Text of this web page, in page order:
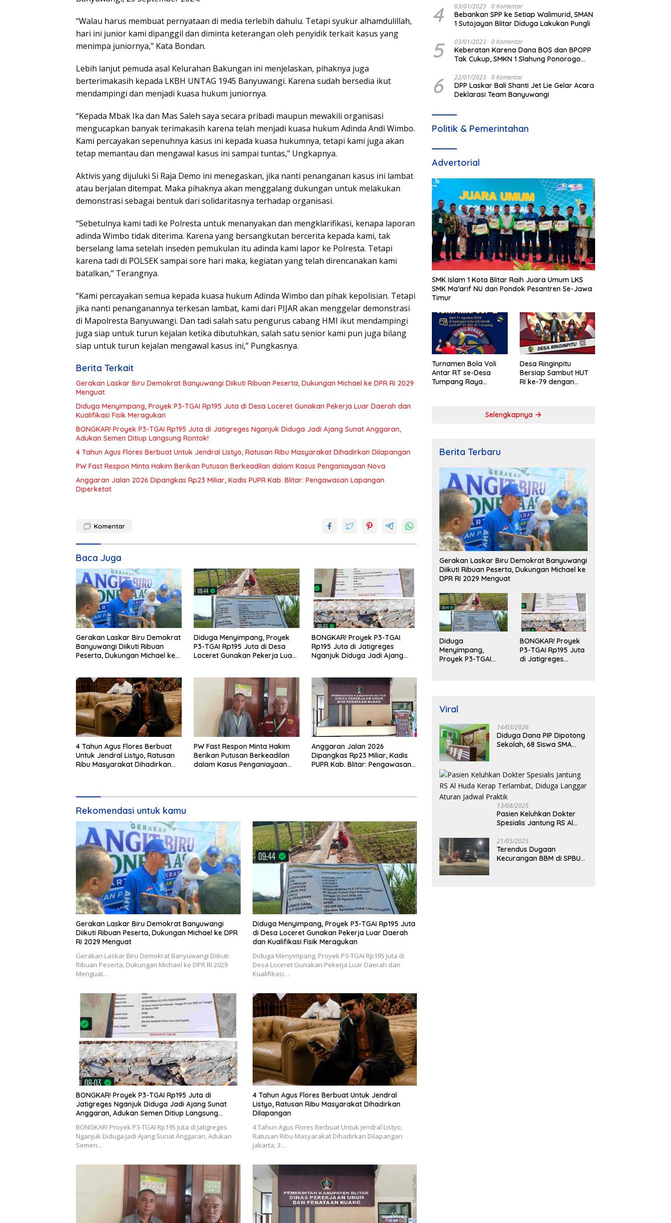
“Walau harus membuat pernyataan di media terlebih dahulu. Tetapi syukur alhamdulillah,
hari ini junior kami dipanggil dan diminta keterangan oleh penyidik terkait kasus yang
menimpa juniornya,” Kata Bondan.
Lebih lanjut pemuda asal Kelurahan Bakungan ini menjelaskan, pihaknya juga
berterimakasih kepada LKBH UNTAG 1945 Banyuwangi. Karena sudah bersedia ikut
mendampingi dan menjadi kuasa hukum juniornya.
“Kepada Mbak Ika dan Mas Saleh saya secara pribadi maupun mewakili organisasi
mengucapkan banyak terimakasih karena telah menjadi kuasa hukum Adinda Andi Wimbo.
Kami percayakan sepenuhnya kasus ini kepada kuasa hukumnya, tetapi kami juga akan
tetap memantau dan mengawal kasus ini sampai tuntas,” Ungkapnya.
Aktivis yang dijuluki Si Raja Demo ini menegaskan, jika nanti penanganan kasus ini lambat
atau berjalan ditempat. Maka pihaknya akan menggalang dukungan untuk melakukan
demonstrasi sebagai bentuk dari solidaritasnya terhadap organisasi.
“Sebetulnya kami tadi ke Polresta untuk menanyakan dan mengklarifikasi, kenapa laporan
adinda Wimbo tidak diterima. Karena yang bersangkutan bercerita kepada kami, tak
berselang lama setelah inseden pemukulan itu adinda kami lapor ke Polresta. Tetapi
karena tadi di POLSEK sampai sore hari maka, kegiatan yang telah direncanakan kami
batalkan,” Terangnya.
“Kami percayakan semua kepada kuasa hukum Adinda Wimbo dan pihak kepolisian. Tetapi
jika nanti penanganannya terkesan lambat, kami dari PIJAR akan menggelar demonstrasi
di Mapolresta Banyuwangi. Dan tadi salah satu pengurus cabang HMI ikut mendampingi
juga siap untuk turun kejalan ketika dibutuhkan, salah satu senior kami pun juga bilang
siap untuk turun kejalan mengawal kasus ini,” Pungkasnya.
Berita Terkait
Gerakan Laskar Biru Demokrat Banyuwangi Diikuti Ribuan Peserta, Dukungan Michael ke DPR RI 2029
Menguat
Diduga Menyimpang, Proyek P3-TGAI Rp195 Juta di Desa Loceret Gunakan Pekerja Luar Daerah dan
Kualifikasi Fisik Meragukan
BONGKAR! Proyek P3-TGAI Rp195 Juta di Jatigreges Nganjuk Diduga Jadi Ajang Sunat Anggaran,
Adukan Semen Ditiup Langsung Rontok!
4 Tahun Agus Flores Berbuat Untuk Jendral Listyo, Ratusan Ribu Masyarakat Dihadirkan Dilapangan
PW Fast Respon Minta Hakim Berikan Putusan Berkeadilan dalam Kasus Penganiayaan Nova
Anggaran Jalan 2026 Dipangkas Rp23 Miliar, Kadis PUPR Kab. Blitar: Pengawasan Lapangan
Diperketat
Komentar
Baca Juga
Gerakan Laskar Biru Demokrat
Banyuwangi Diikuti Ribuan
Peserta, Dukungan Michael ke
Diduga Menyimpang, Proyek
P3-TGAI Rp195 Juta di Desa
Loceret Gunakan Pekerja Luar
BONGKAR! Proyek P3-TGAI
Rp195 Juta di Jatigreges
Nganjuk Diduga Jadi Ajang
4 Tahun Agus Flores Berbuat
Untuk Jendral Listyo, Ratusan
Ribu Masyarakat Dihadirkan
PW Fast Respon Minta Hakim
Berikan Putusan Berkeadilan
dalam Kasus Penganiayaan
Anggaran Jalan 2026
Dipangkas Rp23 Miliar, Kadis
PUPR Kab. Blitar: Pengawasan
Rekomendasi untuk kamu
Gerakan Laskar Biru Demokrat Banyuwangi
Diikuti Ribuan Peserta, Dukungan Michael ke DPR
RI 2029 Menguat
Gerakan Laskar Biru Demokrat Banyuwangi Diikuti
Ribuan Peserta, Dukungan Michael ke DPR RI 2029
Menguat…
Diduga Menyimpang, Proyek P3-TGAI Rp195 Juta
di Desa Loceret Gunakan Pekerja Luar Daerah
dan Kualifikasi Fisik Meragukan
Diduga Menyimpang, Proyek P3-TGAI Rp195 Juta di
Desa Loceret Gunakan Pekerja Luar Daerah dan
Kualifikasi…
BONGKAR! Proyek P3-TGAI Rp195 Juta di
Jatigreges Nganjuk Diduga Jadi Ajang Sunat
Anggaran, Adukan Semen Ditiup Langsung
BONGKAR! Proyek P3-TGAI Rp195 Juta di Jatigreges
Nganjuk Diduga Jadi Ajang Sunat Anggaran, Adukan
Semen…
4 Tahun Agus Flores Berbuat Untuk Jendral
Listyo, Ratusan Ribu Masyarakat Dihadirkan
Dilapangan
4 Tahun Agus Flores Berbuat Untuk Jendral Listyo,
Ratusan Ribu Masyarakat Dihadirkan Dilapangan
Jakarta, 3…
4 03/01/2023 0 Komentar
Bebankan SPP ke Setiap Walimurid, SMAN
1 Sutojayan Blitar Diduga Lakukan Pungli
5 03/01/2023 0 Komentar
Keberatan Karena Dana BOS dan BPOPP
Tak Cukup, SMKN 1 Slahung Ponorogo
6 22/01/2023 0 Komentar
DPP Laskar Bali Shanti Jet Lie Gelar Acara
Deklarasi Team Banyuwangi
Politik & Pemerintahan
Advertorial
SMK Islam 1 Kota Blitar Raih Juara Umum LKS
SMK Ma’arif NU dan Pondok Pesantren Se-Jawa
Timur
Turnamen Bola Voli
Antar RT se-Desa
Tumpang Raya
Desa Ringinpitu
Bersiap Sambut HUT
RI ke-79 dengan
Selengkapnya
Berita Terbaru
Gerakan Laskar Biru Demokrat Banyuwangi
Diikuti Ribuan Peserta, Dukungan Michael ke
DPR RI 2029 Menguat
Diduga
Menyimpang,
Proyek P3-TGAI
Kualifikasi Fisik
Meragukan
BONGKAR! Proyek
P3-TGAI Rp195 Juta
di Jatigreges
Viral
14/03/2026
Diduga Dana PIP Dipotong
Sekolah, 68 Siswa SMA
Sisa Rp200 Ribu
13/08/2025
Pasien Keluhkan Dokter
Spesialis Jantung RS Al
Diduga Langgar Aturan
Jadwal Praktik
21/05/2025
Terendus Dugaan
Kecurangan BBM di SPBU